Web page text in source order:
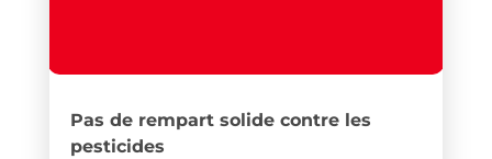
Pas de rempart solide contre les
pesticides